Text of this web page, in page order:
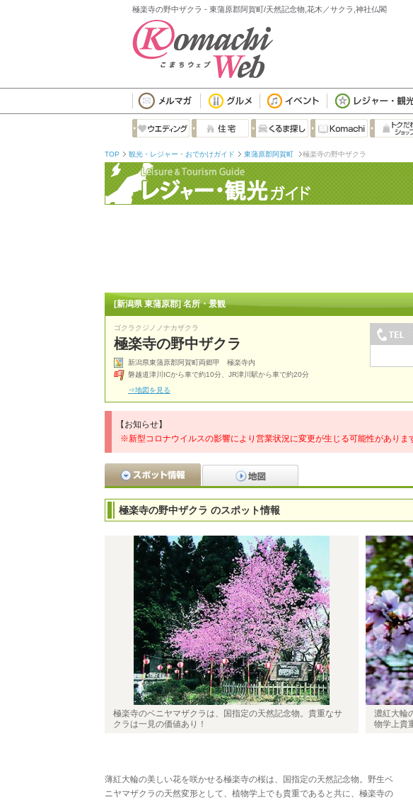
極楽寺の野中ザクラ - 東蒲原郡阿賀町/天然記念物,花木／サクラ,神社仏閣
TOP 観光・レジャー・おでかけガイド 東蒲原郡阿賀町 極楽寺の野中ザクラ
[新潟県 東蒲原郡] 名所・景観
ゴクラクジノノナカザクラ
極楽寺の野中ザクラ
新潟県東蒲原郡阿賀町両郷甲 極楽寺内
磐越道津川ICから車で約10分、JR津川駅から車で約20分
⇒地図を見る
【お知らせ】
※新型コロナウイルスの影響により営業状況に変更が生じる可能性がありま
極楽寺の野中ザクラ のスポット情報
極楽寺のベニヤマザクラは、国指定の天然記念物。貴重なサ
クラは一見の価値あり！
濃紅大輪
物学上貴
薄紅大輪の美しい花を咲かせる極楽寺の桜は、国指定の天然記念物。野生ベ
ニヤマザクラの天然変形として、植物学上でも貴重であると共に、極楽寺の